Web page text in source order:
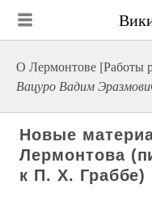
О Лермонтове [Работы
Вацуро Вадим
Новые
Лермонтова
к П. X. Граббе)